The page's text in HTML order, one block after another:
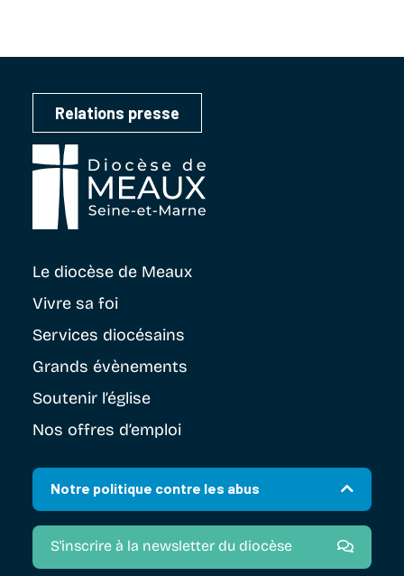
Relations presse
Le diocèse de Meaux
Vivre sa foi
Services diocésains
Grands évènements
Soutenir l’église
Nos offres d’emploi
Notre politique contre les abus
S'inscrire à la newsletter du diocèse